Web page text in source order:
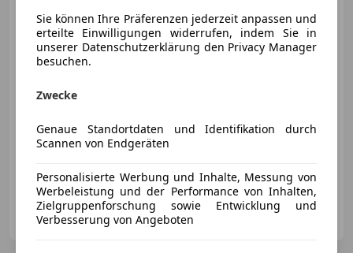
MEB Cars-Park Automobile GmbH
AT-4614 Marchtrenk
Sie können Ihre Präferenzen jederzeit anpassen und
erteilte Einwilligungen widerrufen, indem Sie in
unserer Datenschutzerklärung den Privacy Manager
besuchen.
Zwecke
Genaue Standortdaten und Identifikation durch
Scannen von Endgeräten
Personalisierte Werbung und Inhalte, Messung von
Werbeleistung und der Performance von Inhalten,
Zielgruppenforschung sowie Entwicklung und
Verbesserung von Angeboten